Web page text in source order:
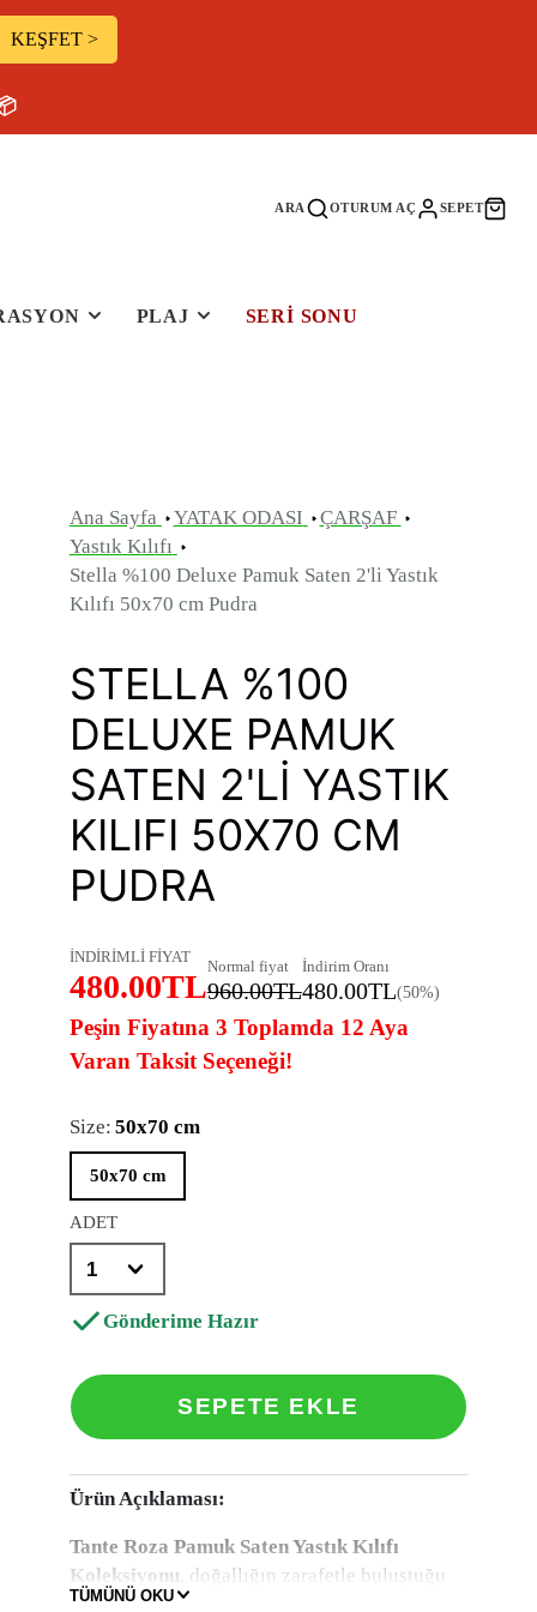
KEŞFET >
ARA OTURUM AÇ SEPET
PLAJ SERI SONU
Ana Sayfa YATAK ODASI
ÇARŞAF
Yastık Kılıfı
Stella %100 Deluxe Pamuk Saten 2'li Yastık
Kılıfı 50x70 cm Pudra
STELLA %100
DELUXE PAMUK
SATEN 2'LI YASTIK
KILIFI 50X70 CM
PUDRA
İNDİRİMLİ FİYAT
480.00TL
Normal fiyat
960.00TL
İndirim Oranı
480.00TL(50%)
Peşin Fiyatına 3 Toplamda 12 Aya
Varan Taksit Seçeneği!
Size: 50x70 cm
50x70 cm
ADET
Gönderime Hazır
SEPETE EKLE
Ürün Açıklaması:
Tante Roza Pamuk Saten Yastık Kılıfı
Koleksiyonu , doğallığın zarafetle buluştuğu
özel bir seridir.
TÜMÜNÜ OKU